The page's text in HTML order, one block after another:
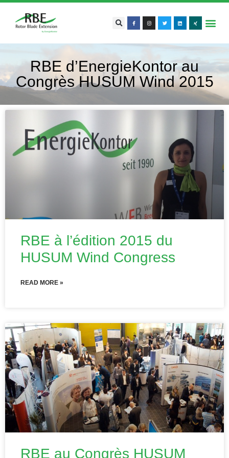
RBE d’EnergieKontor au
Congrès HUSUM Wind 2015
RBE à l’édition 2015 du
HUSUM Wind Congress
READ MORE »
RBE au Congrès HUSUM